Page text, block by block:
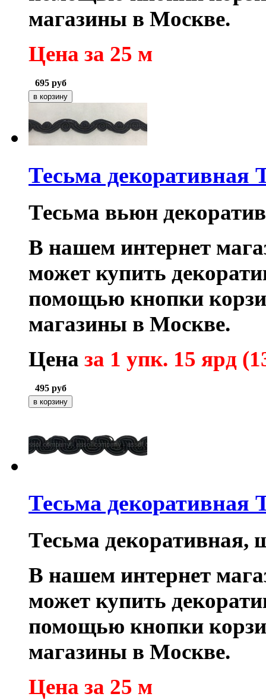
магазины в Москве.
Цена за 25 м
695 руб
Тесьма декоративная
Тесьма вьюн
В нашем интернет
может купить
помощью кнопки
магазины в Москве.
Цена за 1 упк. 15 ярд
495 руб
Тесьма декоративная
Тесьма
В нашем интернет
может купить
помощью кнопки
магазины в Москве.
Цена за 25 м